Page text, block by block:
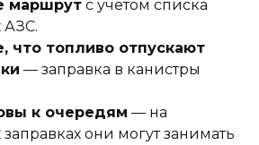
маршрут с учётом списка
АЗС.
что топливо отпускают
— заправка в канистры
к очередям — на
они могут занимать